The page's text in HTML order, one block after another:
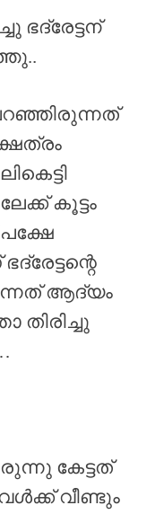
ഭദ്രേട്ടന്
കൂട്ടം
ആദ്യം
തിരിച്ചു
കേട്ടത്
വീണ്ടും